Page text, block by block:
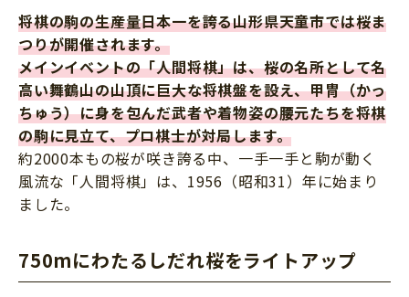
将棋の駒の生産量日本一を誇る山形県天童市では桜ま
つりが開催されます。
メインイベントの「人間将棋」は、桜の名所として名
高い舞鶴山の山頂に巨大な将棋盤を設え、甲冑（かっ
ちゅう）に身を包んだ武者や着物姿の腰元たちを将棋
の駒に見立て、プロ棋士が対局します。
約2000本もの桜が咲き誇る中、一手一手と駒が動く
風流な「人間将棋」は、1956（昭和31）年に始まり
ました。
750mにわたるしだれ桜をライトアップ